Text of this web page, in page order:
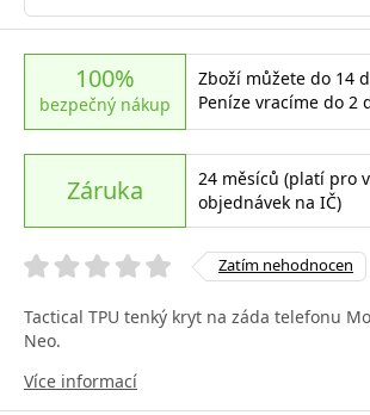
100%
bezpečný nákup
Zboží můžete do 14
Peníze vracíme do 2
Záruka
24 měsíců (platí pro
objednávek na IČ)
Zatím nehodnocen
Tactical TPU tenký kryt na záda telefonu
Neo.
Více informací